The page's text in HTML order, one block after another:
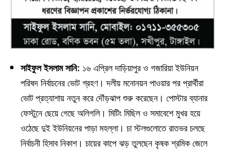
সাইফুল ইসলাম সানি: ১৬ এপ্রিল দাড়িয়াপুর ও গজারিয়া ইউনিয়ন
পরিষদ নির্বাচনের ভোট গ্রহণ। দলীয় মনোনয়ন পাওয়ার পর প্রার্থীরা
ভোট প্রত্যাশায় নতুন করে দৌঁড়ঝাপ শুরু করেছেন। পোস্টার ব্যানার
ফেস্টুনে ছেয়ে গেছে অলিগলি। মিটিং মিছিল ও সমাবেশে মুখর হয়ে
ওঠেছে দুই ইউনিয়নের পাড়া মহল্লা। চা স্টলগুলোতে রাতভর চলছে
নির্বাচনী হিসাব নিকাশ। চায়ের কাপে ঝড় তুলছেন কৃষক শ্রমিক জেলে